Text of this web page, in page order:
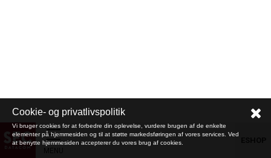
Cookie- og privatlivspolitik
Vi bruger cookies for at forbedre din oplevelse, vurdere brugen af de enkelte
elementer på hjemmesiden og til at støtte markedsføringen af vores services. Ved
at benytte hjemmesiden accepterer du vores brug af cookies.